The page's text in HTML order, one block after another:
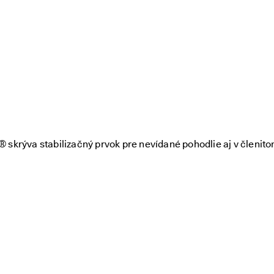
skrýva stabilizačný prvok pre nevídané pohodlie aj v